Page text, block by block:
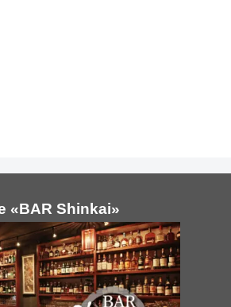
«BAR Shinkai»